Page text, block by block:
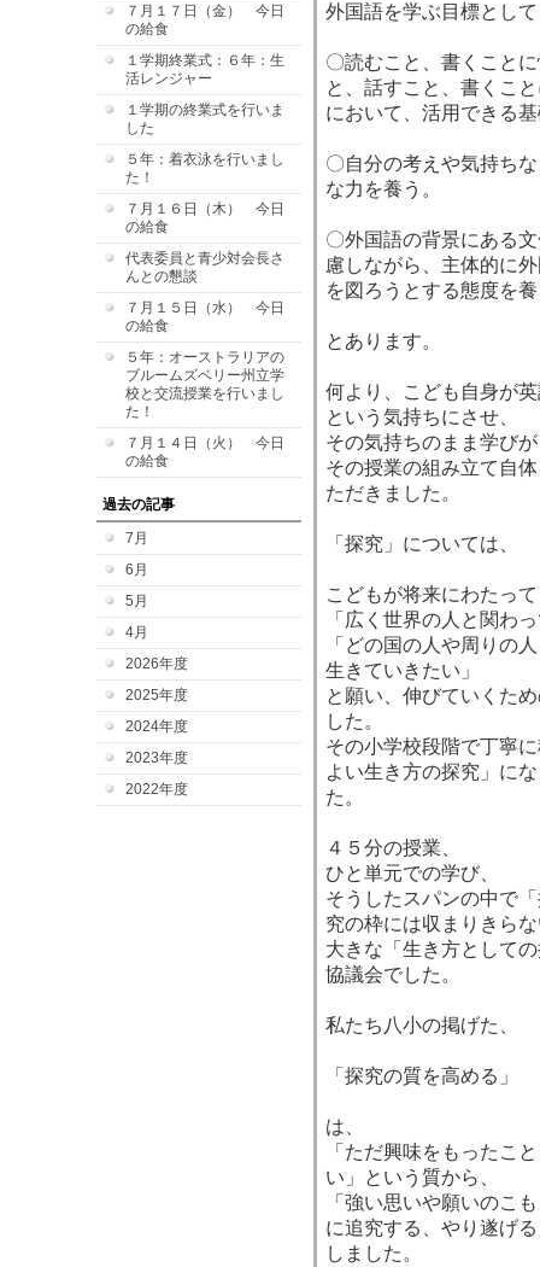
７月１７日（金） 今日
の給食
１学期終業式：６年：生
活レンジャー
１学期の終業式を行いま
した
５年：着衣泳を行いまし
た！
７月１６日（木） 今日
の給食
代表委員と青少対会長さ
んとの懇談
７月１５日（水） 今日
の給食
５年：オーストラリアの
ブルームズベリー州立学
校と交流授業を行いまし
た！
７月１４日（火） 今日
の給食
過去の記事
7月
6月
5月
4月
2026年度
2025年度
2024年度
2023年度
2022年度
外国語を学ぶ目標とし
〇読むこと、書くこと
と、話すこと、書くこ
において、活用できる
〇自分の考えや気持ち
な力を養う。
〇外国語の背景にある
慮しながら、主体的に
を図ろうとする態度を
とあります。
何より、こども自身が
という気持ちにさせ、
その気持ちのまま学び
その授業の組み立て自
ただきました。
「探究」については、
こどもが将来にわたって
「広く世界の人と関わ
「どの国の人や周りの
生きていきたい」
と願い、伸びていくた
した。
その小学校段階で丁寧
よい生き方の探究」に
た。
４５分の授業、
ひと単元での学び、
そうしたスパンの中で
究の枠には収まりきら
大きな「生き方として
協議会でした。
私たち八小の掲げた、
「探究の質を高める」
は、
「ただ興味をもったこ
い」という質から、
「強い思いや願いのこ
に追究する、やり遂げ
しました。